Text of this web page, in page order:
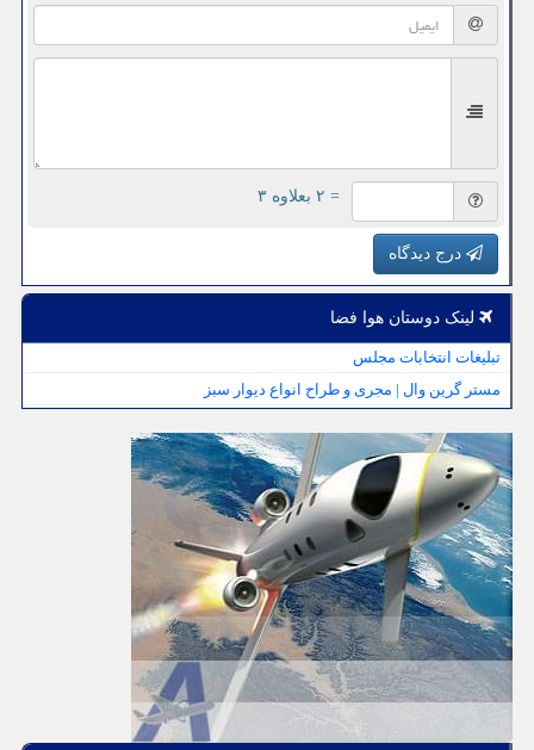
= ۲ بعلاوه ۳
درج دیدگاه
لینک دوستان هوا فضا
تبلیغات انتخابات مجلس
مستر گرین وال | مجری و طراح انواع دیوار سبز